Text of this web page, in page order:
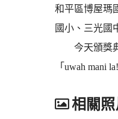
和平區博屋瑪
國小、三光國
今天頒獎典
「uwah mani
相關照